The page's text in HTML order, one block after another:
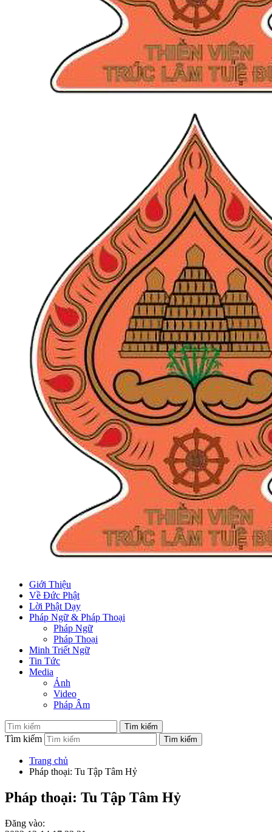
Giới Thiệu
Về Đức Phật
Lời Phật Dạy
Pháp Ngữ & Pháp Thoại
Pháp Ngữ
Pháp Thoại
Minh Triết Ngữ
Tin Tức
Media
Ảnh
Video
Pháp Âm
Tìm kiếm
Trang chủ
Pháp thoại: Tu Tập Tâm Hỷ
Pháp thoại: Tu Tập Tâm Hỷ
Đăng vào: